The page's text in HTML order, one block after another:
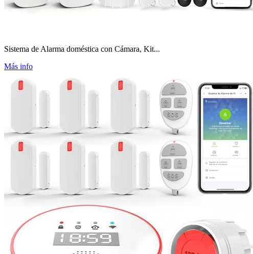
Sistema de Alarma doméstica con Cámara, Kit...
Más info